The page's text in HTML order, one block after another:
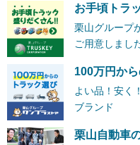
お手頃トラ
栗山グループ
ご用意しまし
100万円か
よい品！安く
ブランド
栗山自動車